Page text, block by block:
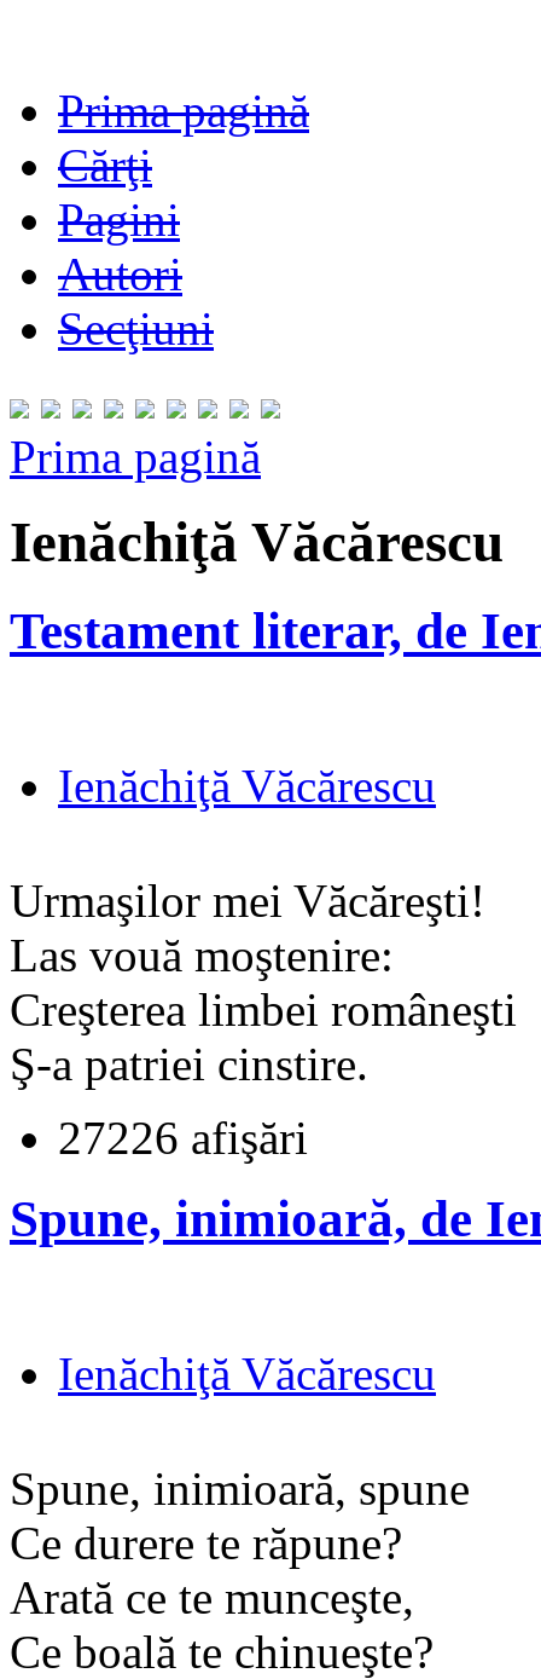
Prima pagină
Cărţi
Pagini
Autori
Secţiuni
Prima pagină
Ienăchiţă Văcărescu
Testament literar, de
Ienăchiţă Văcărescu
Urmaşilor mei Văcăreşti!
Las vouă moştenire:
Creşterea limbei româneşti
Ş-a patriei cinstire.
27226 afişări
Spune, inimioară, de
Ienăchiţă Văcărescu
Spune, inimioară, spune
Ce durere te răpune?
Arată ce te munceşte,
Ce boală te chinueşte?